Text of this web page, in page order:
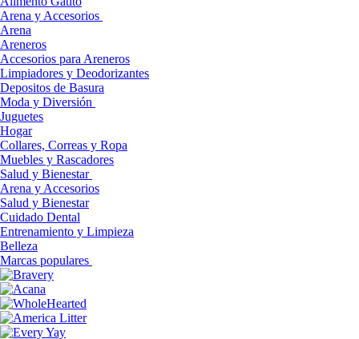
Arena y Accesorios
Arena
Areneros
Accesorios para Areneros
Limpiadores y Deodorizantes
Depositos de Basura
Moda y Diversión
Juguetes
Hogar
Collares, Correas y Ropa
Muebles y Rascadores
Salud y Bienestar
Arena y Accesorios
Salud y Bienestar
Cuidado Dental
Entrenamiento y Limpieza
Belleza
Marcas populares